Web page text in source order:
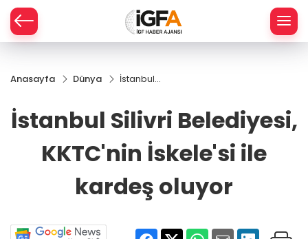
Anasayfa Dünya
İstanbul
KKTC'nin
kardeş
oluyor
İstanbul Silivri Belediyesi,
KKTC'nin İskele'si ile
kardeş oluyor